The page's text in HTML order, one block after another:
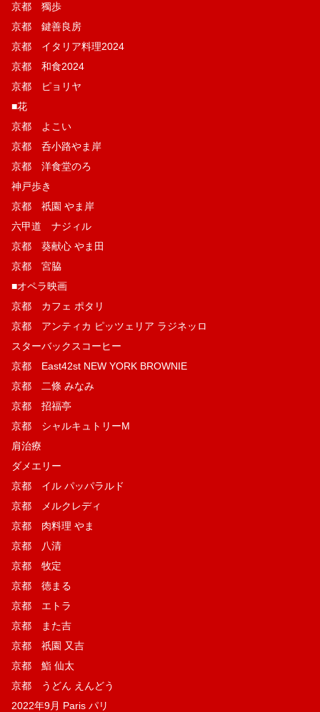
京都 獨歩
京都 鍵善良房
京都 イタリア料理2024
京都 和食2024
京都 ピョリヤ
■花
京都 よこい
京都 呑小路やま岸
京都 洋食堂のろ
神戸歩き
京都 祇園 やま岸
六甲道 ナジィル
京都 葵献心 やま田
京都 宮脇
■オペラ映画
京都 カフェ ポタリ
京都 アンティカ ピッツェリア ラジネッロ
スターバックスコーヒー
京都 East42st NEW YORK BROWNIE
京都 二條 みなみ
京都 招福亭
京都 シャルキュトリーM
肩治療
ダメエリー
京都 イル パッパラルド
京都 メルクレディ
京都 肉料理 やま
京都 八清
京都 牧定
京都 徳まる
京都 エトラ
京都 また吉
京都 祇園 又吉
京都 鮨 仙太
京都 うどん えんどう
2022年9月 Paris パリ